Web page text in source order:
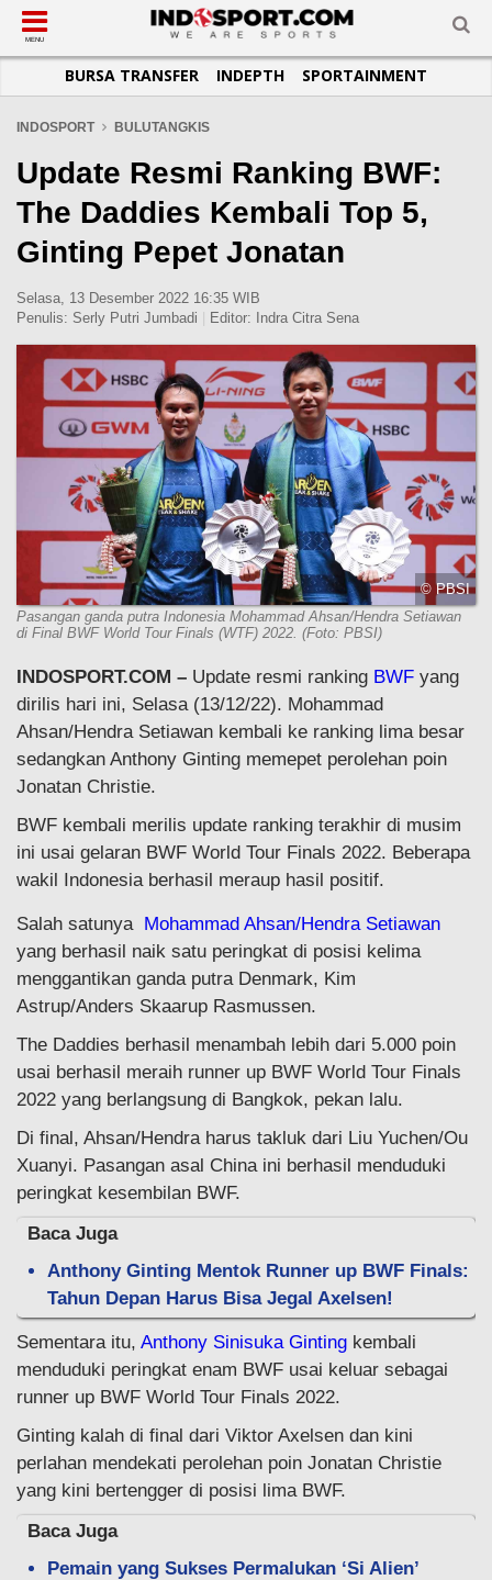
SUB-MENU
SEPAKBOLA
LIGA INGGRIS
LIGA ITALIA
LIGA SPANYOL
LIGA CHAMPIONS
LIGA PRANCIS
LIGA EUROPA
SUB-MENU
SPORTAINMENT
SUB-MENU
OTOMOTIF
OTOMANIA
SUB-MENU
BASKET
FUTSAL
OLIMPIK
E-SPORT
SUB-MENU
JADWAL
SUB-MENU
TOPIK HARI INI
INFOGRAFIS
GALERI FOTO
TEMPAT OLAHRAGA
PASUKAN SEHAT
MENU
BURSA TRANSFER INDEPTH SPORTAINMENT
INDOSPORT BULUTANGKIS
Update Resmi Ranking BWF:
The Daddies Kembali Top 5,
Ginting Pepet Jonatan
Selasa, 13 Desember 2022 16:35 WIB
Penulis: Serly Putri Jumbadi Editor: Indra Citra Sena
© PBSI
Pasangan ganda putra Indonesia Mohammad Ahsan/Hendra Setiawan
di Final BWF World Tour Finals (WTF) 2022. (Foto: PBSI)
INDOSPORT.COM – Update resmi ranking BWF yang
dirilis hari ini, Selasa (13/12/22). Mohammad
Ahsan/Hendra Setiawan kembali ke ranking lima besar
sedangkan Anthony Ginting memepet perolehan poin
Jonatan Christie.
BWF kembali merilis update ranking terakhir di musim
ini usai gelaran BWF World Tour Finals 2022. Beberapa
wakil Indonesia berhasil meraup hasil positif.
Salah satunya Mohammad Ahsan/Hendra Setiawan
yang berhasil naik satu peringkat di posisi kelima
menggantikan ganda putra Denmark, Kim
Astrup/Anders Skaarup Rasmussen.
The Daddies berhasil menambah lebih dari 5.000 poin
usai berhasil meraih runner up BWF World Tour Finals
2022 yang berlangsung di Bangkok, pekan lalu.
Di final, Ahsan/Hendra harus takluk dari Liu Yuchen/Ou
Xuanyi. Pasangan asal China ini berhasil menduduki
peringkat kesembilan BWF.
Baca Juga
Anthony Ginting Mentok Runner up BWF Finals:
Tahun Depan Harus Bisa Jegal Axelsen!
Sementara itu, Anthony Sinisuka Ginting kembali
menduduki peringkat enam BWF usai keluar sebagai
runner up BWF World Tour Finals 2022.
Ginting kalah di final dari Viktor Axelsen dan kini
perlahan mendekati perolehan poin Jonatan Christie
yang kini bertengger di posisi lima BWF.
Baca Juga
Pemain yang Sukses Permalukan ‘Si Alien’